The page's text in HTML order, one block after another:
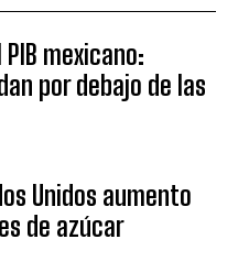
mexicano:
por debajo de las
Unidos aumento
de azúcar